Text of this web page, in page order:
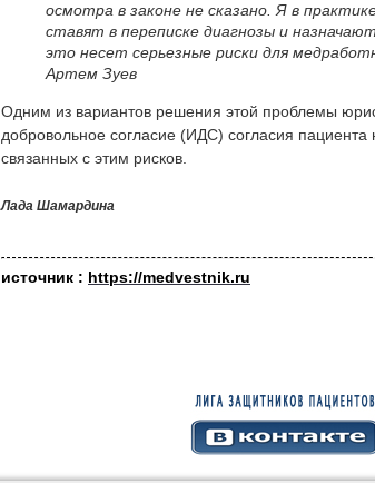
осмотра в законе не сказано. Я в
ставят в переписке диагнозы и
это несет серьезные риски для
Артем Зуев
Одним из вариантов решения этой проблемы
добровольное согласие (ИДС) согласия
связанных с этим рисков.
Лада Шамардина
источник : https://medvestnik.ru